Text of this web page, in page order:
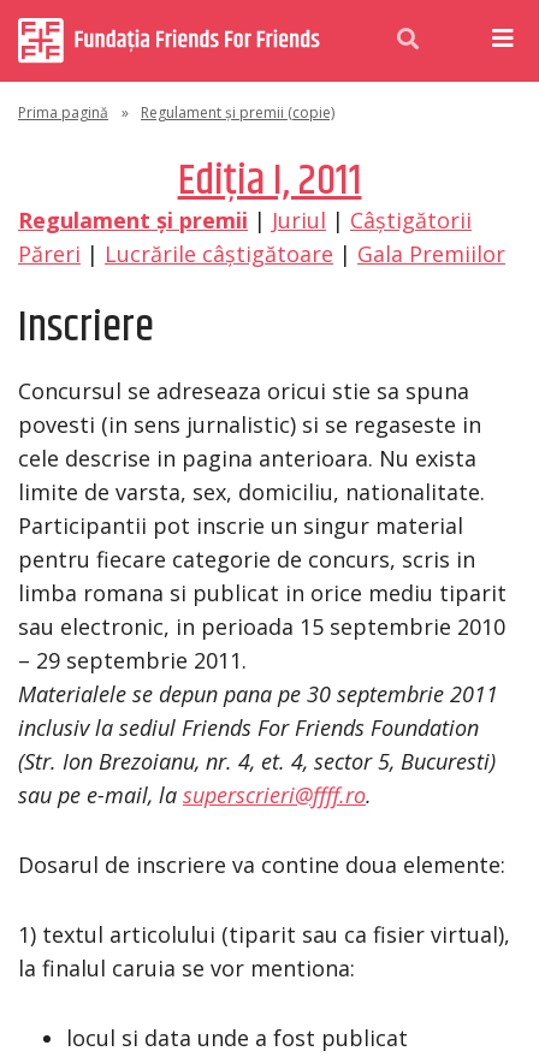
Prima pagină » Regulament și premii (copie)
Ediția I, 2011
Regulament și premii | Juriul | Câștigătorii
Păreri | Lucrările câștigătoare | Gala Premiilor
Inscriere
Concursul se adreseaza oricui stie sa spuna
povesti (in sens jurnalistic) si se regaseste in
cele descrise in pagina anterioara. Nu exista
limite de varsta, sex, domiciliu, nationalitate.
Participantii pot inscrie un singur material
pentru fiecare categorie de concurs, scris in
limba romana si publicat in orice mediu tiparit
sau electronic, in perioada 15 septembrie 2010
– 29 septembrie 2011.
Materialele se depun pana pe 30 septembrie 2011
inclusiv la sediul Friends For Friends Foundation
(Str. Ion Brezoianu, nr. 4, et. 4, sector 5, Bucuresti)
sau pe e-mail, la superscrieri@ffff.ro.
Dosarul de inscriere va contine doua elemente:
1) textul articolului (tiparit sau ca fisier virtual),
la finalul caruia se vor mentiona:
locul si data unde a fost publicat